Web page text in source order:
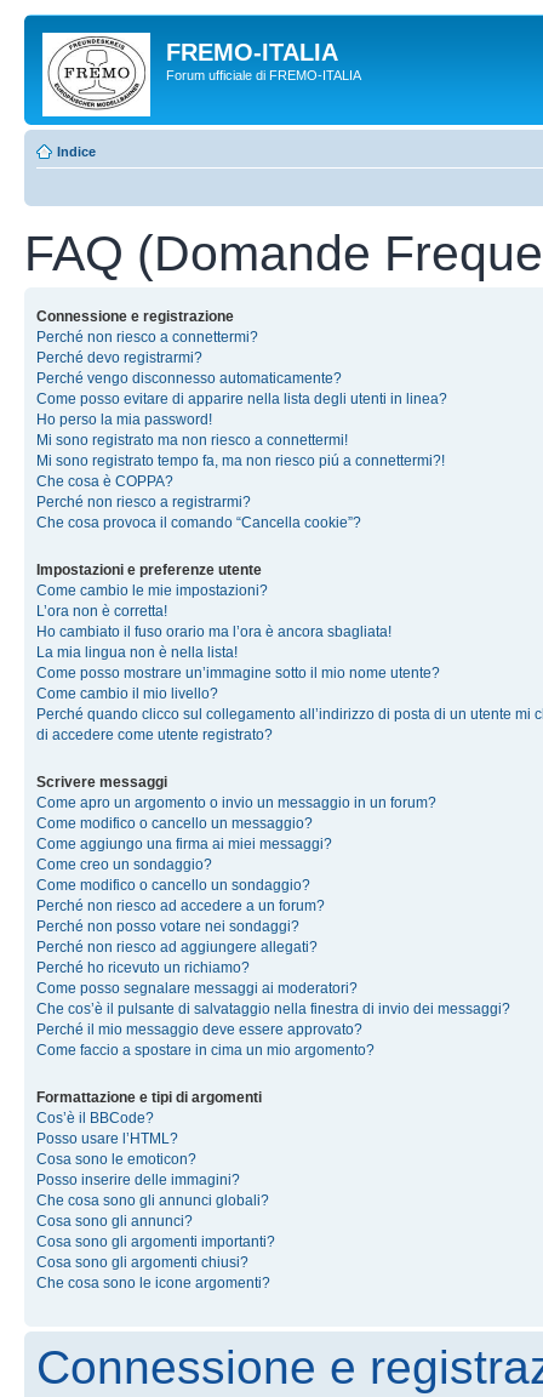
FREMO-ITALIA
Forum ufficiale di FREMO-ITALIA
Indice
FAQ (Domande
Connessione e registrazione
Perché non riesco a connettermi?
Perché devo registrarmi?
Perché vengo disconnesso automaticamente?
Come posso evitare di apparire nella lista degli utenti in linea?
Ho perso la mia password!
Mi sono registrato ma non riesco a connettermi!
Mi sono registrato tempo fa, ma non riesco piú a connettermi?!
Che cosa è COPPA?
Perché non riesco a registrarmi?
Che cosa provoca il comando “Cancella cookie”?
Impostazioni e preferenze utente
Come cambio le mie impostazioni?
L’ora non è corretta!
Ho cambiato il fuso orario ma l’ora è ancora sbagliata!
La mia lingua non è nella lista!
Come posso mostrare un’immagine sotto il mio nome utente?
Come cambio il mio livello?
Perché quando clicco sul collegamento all’indirizzo di posta di un utente mi
di accedere come utente registrato?
Scrivere messaggi
Come apro un argomento o invio un messaggio in un forum?
Come modifico o cancello un messaggio?
Come aggiungo una firma ai miei messaggi?
Come creo un sondaggio?
Come modifico o cancello un sondaggio?
Perché non riesco ad accedere a un forum?
Perché non posso votare nei sondaggi?
Perché non riesco ad aggiungere allegati?
Perché ho ricevuto un richiamo?
Come posso segnalare messaggi ai moderatori?
Che cos’è il pulsante di salvataggio nella finestra di invio dei messaggi?
Perché il mio messaggio deve essere approvato?
Come faccio a spostare in cima un mio argomento?
Formattazione e tipi di argomenti
Cos’è il BBCode?
Posso usare l’HTML?
Cosa sono le emoticon?
Posso inserire delle immagini?
Che cosa sono gli annunci globali?
Cosa sono gli annunci?
Cosa sono gli argomenti importanti?
Cosa sono gli argomenti chiusi?
Che cosa sono le icone argomenti?
Connessione e